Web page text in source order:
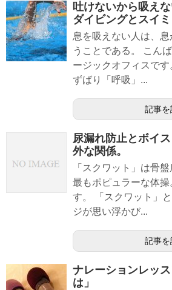
吐けないから吸え
ダイビングとスイミ
息を吸えない人は、
うことである。 こん
ージックオフィスです
ずばり「呼吸」...
記事を
尿漏れ防止とボイ
外な関係。
「スクワット」は骨
最もポピュラーな体
す。 「スクワット」
ジが思い浮かび...
記事を
ナレーションレッ
は」